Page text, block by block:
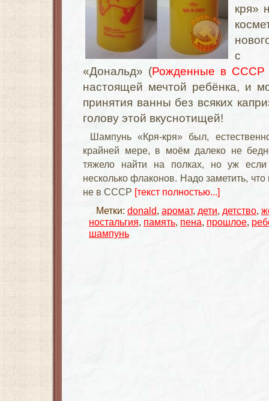
кря»
с
«Дональд» (Рожденные в СССР
настоящей мечтой ребёнка, и
принятия ванны без всяких
голову этой вкуснотищей!
Шампунь «Кря-кря» был,
крайней мере, в моём далеко не
тяжело найти на полках, но уж
несколько флаконов. Надо заметить,
не в СССР [текст полностью...]
Метки: donald, аромат, дети, детство,
ностальгия, память, пена, прошлое,
шампунь